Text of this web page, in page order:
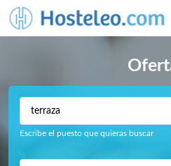
Escribe el puesto que quieras buscar